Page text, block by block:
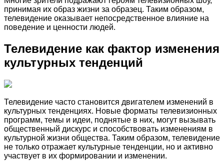
принимая их образ жизни за образец. Таким образом,
телевидение оказывает непосредственное влияние на
поведение и ценности людей.
Телевидение как фактор изменения
культурных тенденций
Телевидение часто становится двигателем изменений в
культурных тенденциях. Новые форматы телевизионных
программ, темы и идеи, поднятые в них, могут вызывать
общественный дискурс и способствовать изменениям в
культурной жизни общества. Таким образом, телевидение
не только отражает культурные тенденции, но и активно
участвует в их формировании и изменении.